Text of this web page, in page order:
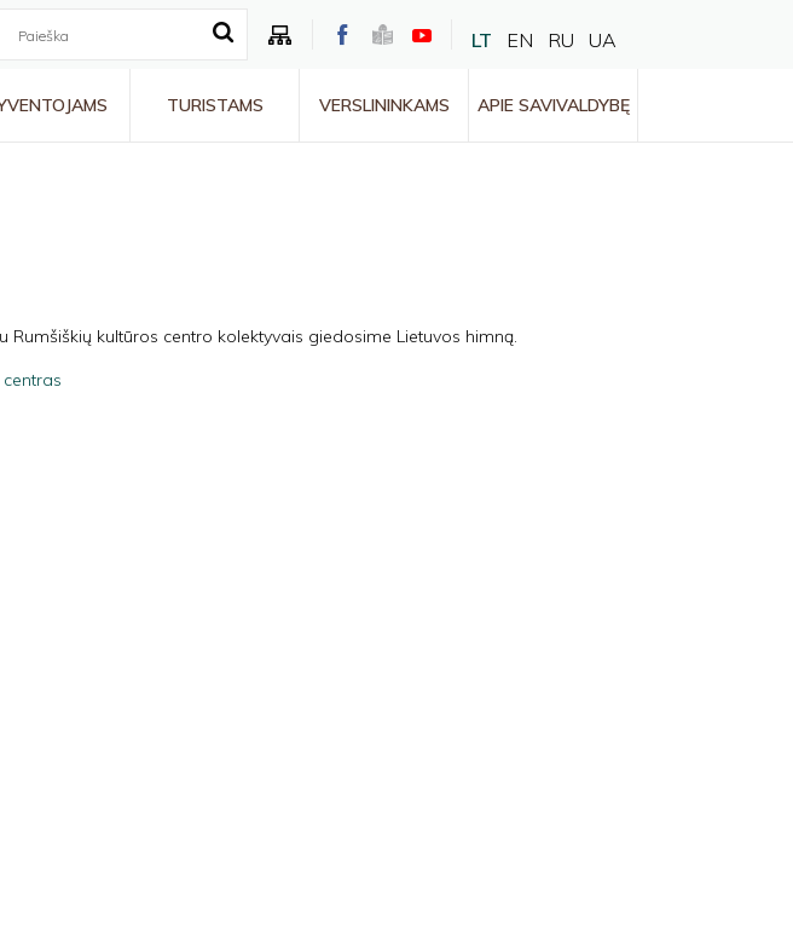
LT EN RU UA
TURISTAMS VERSLININKAMS APIE SAVIVALDYBĘ
Rumšiškių kultūros centro kolektyvais giedosime Lietuvos himną.